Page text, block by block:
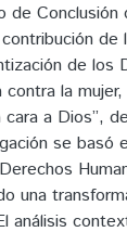
de
de
de los
la
a Dios”,
se basó
una
análisis